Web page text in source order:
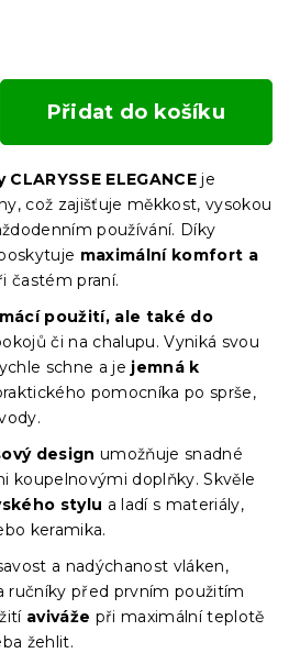
Přidat do košíku
ELEGANCE je
což zajišťuje měkkost, vysokou
používání. Díky
maximální komfort a
častém praní.
použití, ale také do
či na chalupu. Vyniká svou
schne a je jemná k
pomocníka po sprše,
design umožňuje snadné
koupelnovými doplňky. Skvěle
stylu a ladí s materiály,
keramika.
a nadýchanost vláken,
ručníky před prvním použitím
aviváže při maximální teplotě
žehlit.